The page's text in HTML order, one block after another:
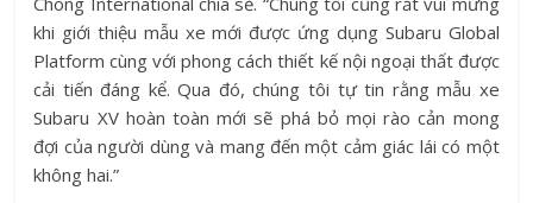
khi giới thiệu mẫu xe mới được ứng dụng Subaru Global
Platform cùng với phong cách thiết kế nội ngoại thất được
cải tiến đáng kể. Qua đó, chúng tôi tự tin rằng mẫu xe
Subaru XV hoàn toàn mới sẽ phá bỏ mọi rào cản mong
đợi của người dùng và mang đến một cảm giác lái có một
không hai.”